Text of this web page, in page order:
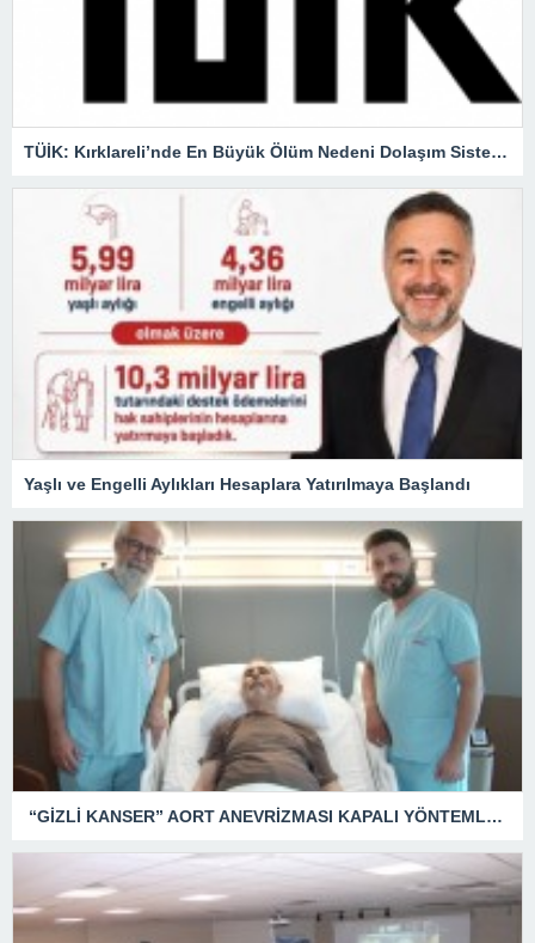
TÜİK: Kırklareli’nde En Büyük Ölüm Nedeni Dolaşım Sistemi Hastalıkları
Yaşlı ve Engelli Aylıkları Hesaplara Yatırılmaya Başlandı
“GİZLİ KANSER” AORT ANEVRİZMASI KAPALI YÖNTEMLE TEDAVİ EDİLDİ